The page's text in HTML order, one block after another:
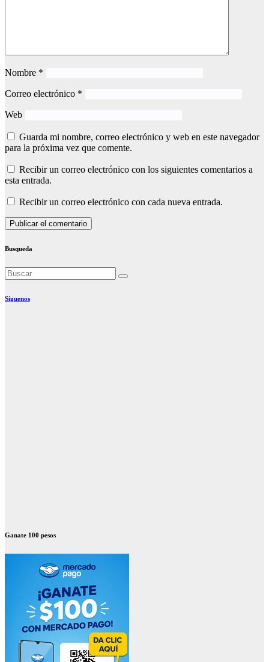
Nombre *
Correo electrónico *
Web
Guarda mi nombre, correo electrónico y web en este navegador
para la próxima vez que comente.
Recibir un correo electrónico con los siguientes comentarios a
esta entrada.
Recibir un correo electrónico con cada nueva entrada.
Busqueda
Síguenos
Ganate 100 pesos